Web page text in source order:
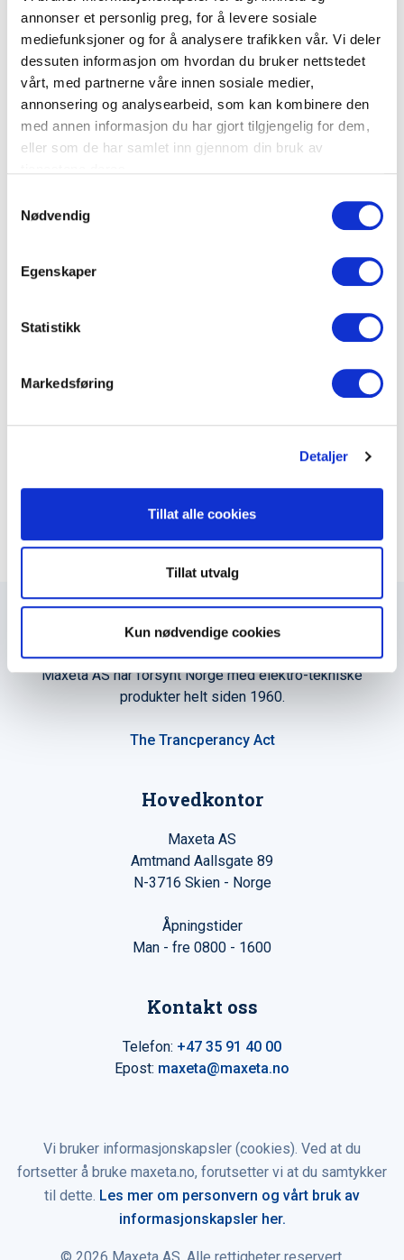
annonser et personlig preg, for å levere sosiale
mediefunksjoner og for å analysere trafikken vår. Vi deler
dessuten informasjon om hvordan du bruker nettstedet
vårt, med partnerne våre innen sosiale medier,
annonsering og analysearbeid, som kan kombinere den
med annen informasjon du har gjort tilgjengelig for dem,
eller som de har samlet inn gjennom din bruk av
Nødvendig
Egenskaper
Statistikk
Markedsføring
Detaljer
Tillat alle cookies
Tillat utvalg
Kun nødvendige cookies
lokk, for et ryddig og pent utseende.
Bakplaten er produsert i Aluminium med ferdig fester for
19″ montering.
Skruer og muttere for 19″ montering medfølger
Bredde 19″
Dokumenter
FDV Dokumentasjon
Produktark
Maxeta AS har forsynt Norge med elektro-tekniske
produkter helt siden 1960.
The Trancperancy Act
Hovedkontor
Maxeta AS
Amtmand Aallsgate 89
N-3716 Skien - Norge
Åpningstider
Man - fre 0800 - 1600
Kontakt oss
Telefon: +47 35 91 40 00
Epost: maxeta@maxeta.no
Vi bruker informasjonskapsler (cookies). Ved at du
fortsetter å bruke maxeta.no, forutsetter vi at du samtykker
til dette. Les mer om personvern og vårt bruk av
informasjonskapsler her.